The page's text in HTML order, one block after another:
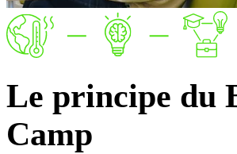
Le principe du
Camp